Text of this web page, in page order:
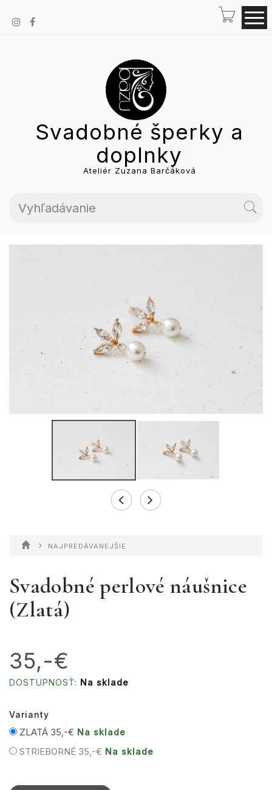
Svadobné šperky a
doplnky
Ateliér Zuzana Barčáková
NAJPREDÁVANEJŠIE
Svadobné perlové náušnice
(Zlatá)
35,-€
DOSTUPNOSŤ: Na sklade
Varianty
ZLATÁ 35,-€ Na sklade
STRIEBORNÉ 35,-€ Na sklade